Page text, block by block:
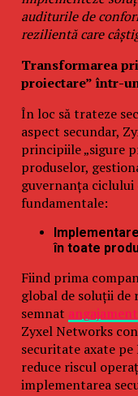
auditurile de
rezilientă care
Transformarea
proiectare” într-
În loc să trateze
aspect secundar,
principiile „sigure
produselor,
guvernanța
fundamentale:
în toate
Fiind prima
global de soluții
semnat
Zyxel Networks
securitate axate
reduce riscul
implementarea